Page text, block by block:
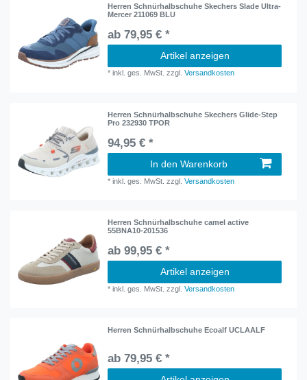
Herren Schnürhalbschuhe Skechers Slade Ultra-
Mercer 211069 BLU
ab 79,95 € *
Artikel anzeigen
*inkl. ges. MwSt. zzgl.Versandkosten
Herren Schnürhalbschuhe Skechers Glide-Step
Pro 232930 TPOR
94,95 € *
In den Warenkorb
*inkl. ges. MwSt. zzgl.Versandkosten
Herren Schnürhalbschuhe camel active
55BNA10-201536
ab 99,95 € *
Artikel anzeigen
*inkl. ges. MwSt. zzgl.Versandkosten
Herren Schnürhalbschuhe Ecoalf UCLAALF
ab 79,95 € *